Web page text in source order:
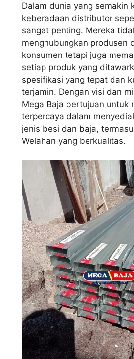
Dalam dunia yang semakin
keberadaan distributor
sangat penting. Mereka
menghubungkan produsen
konsumen tetapi juga
setiap produk yang
spesifikasi yang tepat dan
terjamin. Dengan visi dan
Mega Baja bertujuan untuk
terpercaya dalam
jenis besi dan baja,
Welahan yang berkualitas.